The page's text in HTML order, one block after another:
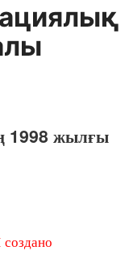
1998 жылғы